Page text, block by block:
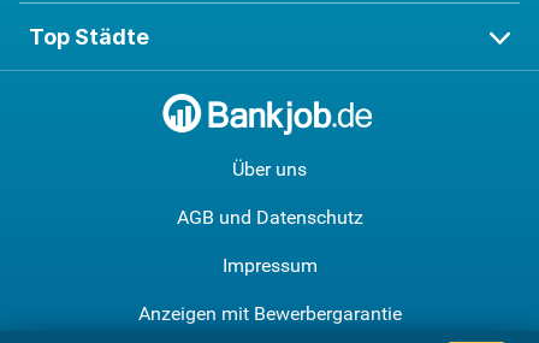
Top Städte
Über uns
AGB und Datenschutz
Impressum
Anzeigen mit Bewerbergarantie